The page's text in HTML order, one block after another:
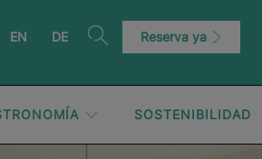
EN DE Reserva ya
SOSTENIBILIDAD